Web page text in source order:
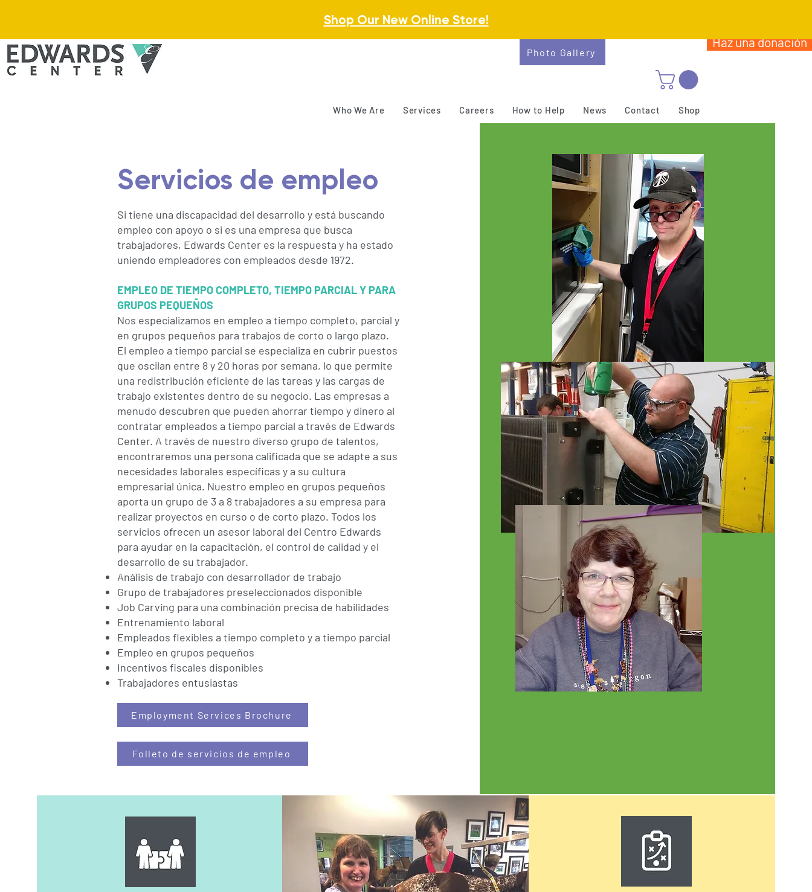
Photo Gallery
Who We Are Services Careers How to Help News Contact Shop
Haz una donación
Shop Our New Online Store!
Servicios de empleo
Si tiene una discapacidad del desarrollo y está buscando
empleo con apoyo o si es una empresa que busca
trabajadores, Edwards Center es la respuesta y ha estado
uniendo empleadores con empleados desde 1972.
EMPLEO DE TIEMPO COMPLETO, TIEMPO PARCIAL Y PARA
GRUPOS PEQUEÑOS
Nos especializamos en empleo a tiempo completo, parcial y
en grupos pequeños para trabajos de corto o largo plazo.
El empleo a tiempo parcial se especializa en cubrir puestos
que oscilan entre 8 y 20 horas por semana, lo que permite
una redistribución eficiente de las tareas y las cargas de
trabajo existentes dentro de su negocio. Las empresas a
menudo descubren que pueden ahorrar tiempo y dinero al
contratar empleados a tiempo parcial a través de Edwards
Center. A través de nuestro diverso grupo de talentos,
encontraremos una persona calificada que se adapte a sus
necesidades laborales específicas y a su cultura
empresarial única. Nuestro empleo en grupos pequeños
aporta un grupo de 3 a 8 trabajadores a su empresa para
realizar proyectos en curso o de corto plazo. Todos los
servicios ofrecen un asesor laboral del Centro Edwards
para ayudar en la capacitación, el control de calidad y el
desarrollo de su trabajador.
Análisis de trabajo con desarrollador de trabajo
Grupo de trabajadores preseleccionados disponible
Job Carving para una combinación precisa de habilidades
Entrenamiento laboral
Empleados flexibles a tiempo completo y a tiempo parcial
Empleo en grupos pequeños
Incentivos fiscales disponibles
Trabajadores entusiastas
Employment Services Brochure
Folleto de servicios de empleo